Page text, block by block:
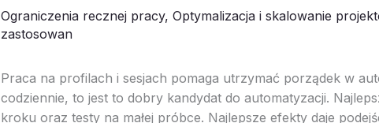
Ograniczenia recznej pracy, Optymalizacja i skalowanie
zastosowan
Praca na profilach i sesjach pomaga utrzymać porządek w
codziennie, to jest to dobry kandydat do automatyzacji.
kroku oraz testy na małej próbce. Najlepsze efekty daje